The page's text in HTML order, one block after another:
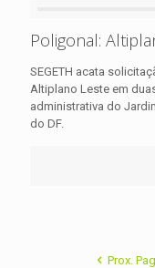
Poligonal:
SEGETH acata
Altiplano Leste em
administrativa do
do DF.
Prox. Pag